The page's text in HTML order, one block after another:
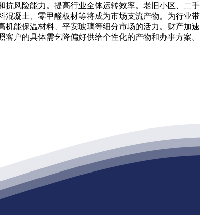
风险能力。提高行业全体运转效率。老旧小区、二手
凝土、零甲醛板材等将成为市场支流产物。为行业带
能保温材料、平安玻璃等细分市场的活力。财产加速
户的具体需乞降偏好供给个性化的产物和办事方案。